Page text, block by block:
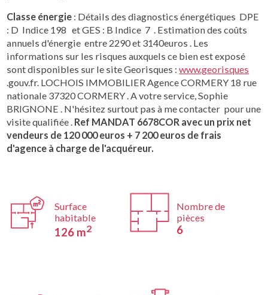
Classe énergie : Détails des diagnostics énergétiques DPE
: D Indice 198 et GES : B Indice 7 . Estimation des coûts
annuels d'énergie entre 2290 et 3140euros . Les
informations sur les risques auxquels ce bien est exposé
sont disponibles sur le site Georisques :www.georisques
.gouv.fr. LOCHOIS IMMOBILIER Agence CORMERY 18 rue
nationale 37320 CORMERY . A votre service, Sophie
BRIGNONE . N'hésitez surtout pas à me contacter pour une
visite qualifiée . Ref MANDAT 6678COR avec un prix net
vendeurs de 120 000 euros + 7 200 euros de frais
d'agence à charge de l'acquéreur.
Surface
habitable
126 m2
Nombre de
pièces
6